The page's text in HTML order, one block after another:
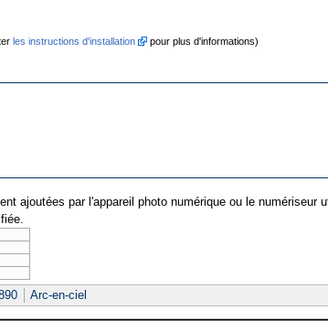
les instructions d'installation pour plus d'informations)
ajoutées par l'appareil photo numérique ou le numériseur
Arc-en-ciel